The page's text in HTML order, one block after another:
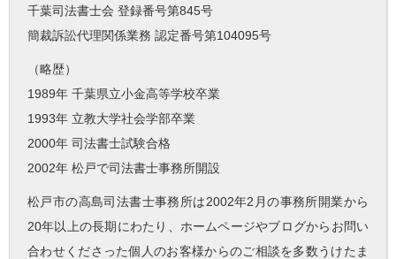
千葉司法書士会 登録番号第845号
簡裁訴訟代理関係業務 認定番号第104095号
（略歴）
1989年 千葉県立小金高等学校卒業
1993年 立教大学社会学部卒業
2000年 司法書士試験合格
2002年 松戸で司法書士事務所開設
松戸市の高島司法書士事務所は2002年2月の事務所開業から
20年以上の長期にわたり、ホームページやブログからお問い
合わせくださった個人のお客様からのご相談を多数うけたま